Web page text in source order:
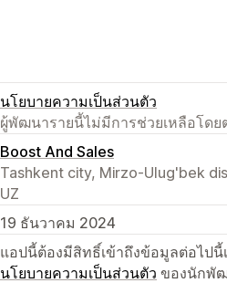
นโยบายความเป็นส่วนตัว
ผู้พัฒนารายนี้ไม่มีการช่วยเหลือโดย
Boost And Sales
Tashkent city, Mirzo-Ulug'bek
UZ
19 ธันวาคม 2024
แอปนี้ต้องมีสิทธิ์เข้าถึงข้อมูลต่อไป
นโยบายความเป็นส่วนตัว ของนักพั